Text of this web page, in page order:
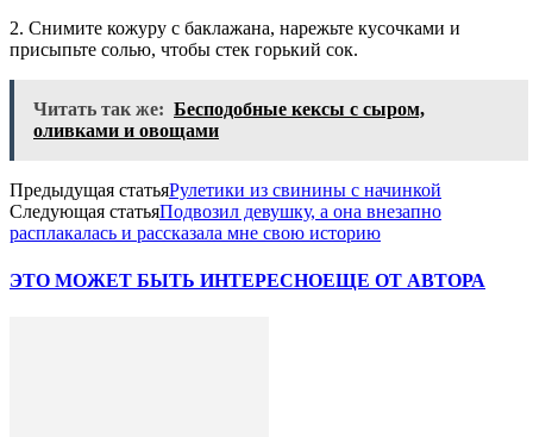
2. Снимите кожуру с баклажана, нарежьте кусочками и
присыпьте солью, чтобы стек горький сок.
Читать так же: Бесподобные кексы с сыром,
оливками и овощами
Предыдущая статьяРулетики из свинины с начинкой
Следующая статьяПодвозил девушку, а она внезапно
расплакалась и рассказала мне свою историю
ЭТО МОЖЕТ БЫТЬ ИНТЕРЕСНОЕЩЕ ОТ АВТОРА